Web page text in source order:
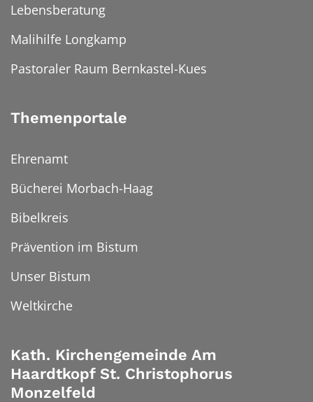
Lebensberatung
Malihilfe Longkamp
Pastoraler Raum Bernkastel-Kues
Themenportale
Ehrenamt
Bücherei Morbach-Haag
Bibelkreis
Prävention im Bistum
Unser Bistum
Weltkirche
Kath. Kirchengemeinde Am
Haardtkopf St. Christophorus
Monzelfeld